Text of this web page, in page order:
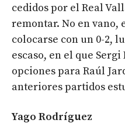
cedidos por el Real
remontar. No en vano,
colocarse con un 0-2,
escaso, en el que
opciones para Raúl
anteriores partidos
Yago Rodríguez